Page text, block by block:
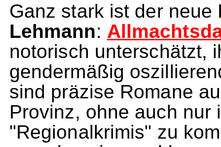
Ganz stark ist der
Lehmann:
notorisch unterschätzt,
gendermäßig
sind präzise Romane
Provinz, ohne auch nur
"Regionalkrimis" zu